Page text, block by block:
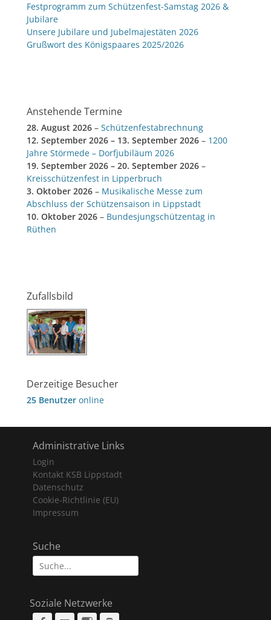
Festprogramm zum Schützenfest-Samstag 2026 &
Jubilare
Unsere Jubilare und Jubelmajestäten 2026
Grußwort des Königspaares 2025/2026
Anstehende Termine
28. August 2026 – Schützenfestabrechnung
12. September 2026 – 13. September 2026 – 1200
Jahre Störmede – Dorfjubiläum 2026
19. September 2026 – 20. September 2026 –
Kreisschützenfest in Lipperbruch
3. Oktober 2026 – Musikalische Messe zum
Abschluss der Schützensaison in Lippstadt
10. Oktober 2026 – Bundesjungschützentag in
Rüthen
Zufallsbild
Derzeitige Besucher
25 Benutzer online
Administrative Links
Login
Kontakt KSB Lippstadt
Datenschutz
Cookie-Richtlinie (EU)
Impressum
Suche
Suche
nach:
Soziale Netzwerke